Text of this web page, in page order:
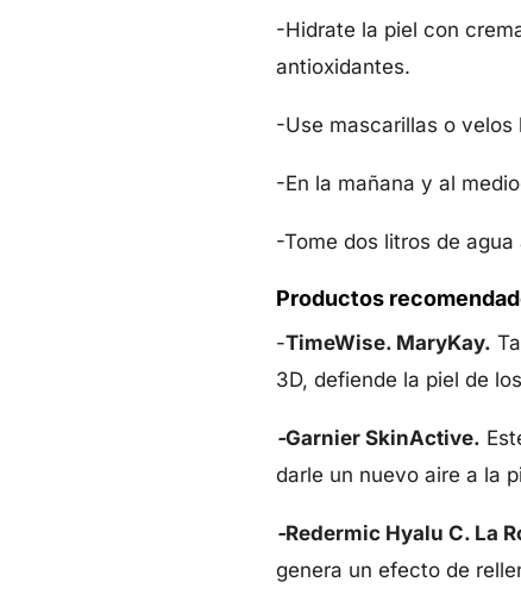
-Hidrate la piel con
antioxidantes.
-Use mascarillas o velos
-En la mañana y al
-Tome dos litros de agua
Productos
-TimeWise. MaryKay.
3D, defiende la piel de
-Garnier SkinActive.
darle un nuevo aire a la
-Redermic Hyalu C. La
genera un efecto de